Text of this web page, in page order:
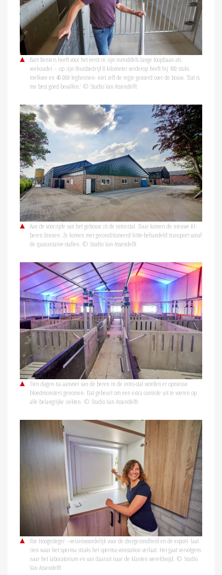
Bart Beniers heeft voor het eerst in zijn inmiddels lange loopbaan als
veehouder – op zijn thuisbedrijf 8 kilometer verderop heeft hij 100 stuks
melkvee en 40.000 leghennen- niet zelf de regie gevoerd over de bouw. ‘Dat is
me best goed bevallen.’ © Studio Van Assendelft
Aan de voorzijde van het gebouw zit de intro-stal. Daar komen de nieuwe KI-
beren binnen. Ze komen met geconditioneerd hitte-behandeld transport vanaf
de quarantaine-stallen. © Studio Van Assendelft
Tien dagen na aanvoer van de beren in de intro-stal worden er opnieuw
bloedmonsters genomen. Dat gebeurt om een extra controle uit te voeren op
alle belangrijke ziekten. © Studio Van Assendelft
Ilse Hoogesteger –verantwoordelijk voor de diergezondheid en de export- laat
zien waar het sperma straks het sperma-winstation verlaat. Het gaat vervolgens
naar het laboratorium en van daaruit naar de klanten wereldwijd. © Studio
Van Assendelft